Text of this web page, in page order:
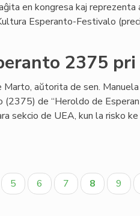
en kongresa kaj
Esperanto-Festivalo
2375
aŭtorita de sen.
(2375) de “Heroldo de
sekcio de UEA, kun la risko
Paĝo
5 Paĝo
6 Paĝo
7
Aktuala
paĝo
8 Paĝo
9